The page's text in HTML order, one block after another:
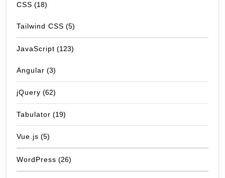
CSS (18)
Tailwind CSS (5)
JavaScript (123)
Angular (3)
jQuery (62)
Tabulator (19)
Vue.js (5)
WordPress (26)